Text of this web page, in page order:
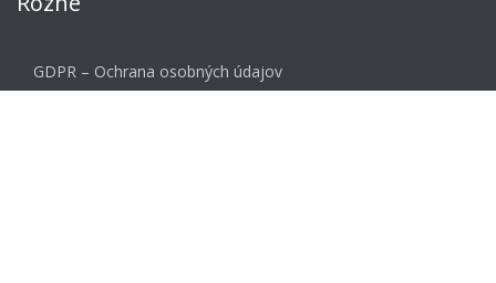
GDPR – Ochrana osobných údajov